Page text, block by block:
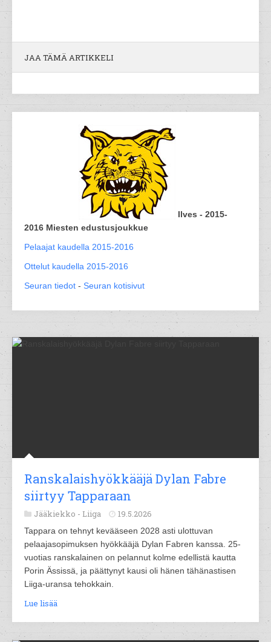
JAA TÄMÄ ARTIKKELI
Ilves - 2015-
2016 Miesten edustusjoukkue
Pelaajat kaudella 2015-2016
Ottelut kaudella 2015-2016
Seuran tiedot - Seuran kotisivut
Ranskalaishyökkääjä Dylan Fabre
siirtyy Tapparaan
Jääkiekko - Liiga 19.5.2026
Tappara on tehnyt kevääseen 2028 asti ulottuvan
pelaajasopimuksen hyökkääjä Dylan Fabren kanssa. 25-
vuotias ranskalainen on pelannut kolme edellistä kautta
Porin Ässissä, ja päättynyt kausi oli hänen tähänastisen
Liiga-uransa tehokkain.
Lue lisää